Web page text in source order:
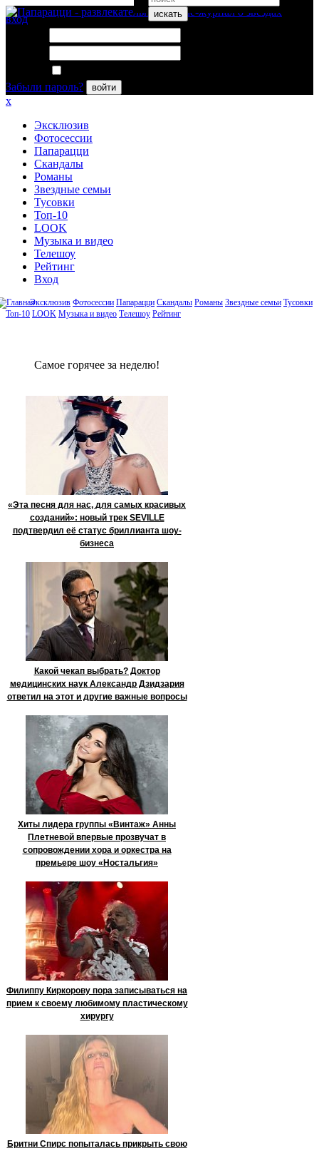
искать
вход
Забыли пароль?
войти
x
Эксклюзив
Фотосессии
Папарацци
Скандалы
Романы
Звездные семьи
Тусовки
Топ-10
LOOK
Музыка и видео
Телешоу
Рейтинг
Вход
Эксклюзив Фотосессии Папарацци Скандалы Романы Звездные семьи Тусовки
Топ-10 LOOK Музыка и видео Телешоу Рейтинг
Сaмое гoрячее за неделю!
«Эта песня для нас, для самых красивых
созданий»: новый трек SEVILLE
подтвердил её статус бриллианта шоу-
бизнеса
Какой чекап выбрать? Доктор
медицинских наук Александр Дзидзария
ответил на этот и другие важные вопросы
Хиты лидера группы «Винтаж» Анны
Плетневой впервые прозвучат в
сопровождении хора и оркестра на
премьере шоу «Ностальгия»
Филиппу Киркорову пора записываться на
прием к своему любимому пластическому
хирургу
Бритни Спирс попыталась прикрыть свою